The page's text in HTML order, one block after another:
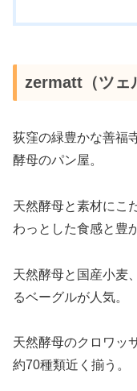
zermatt（ツェ
荻窪の緑豊かな善福
酵母のパン屋。
天然酵母と素材にこ
わっとした食感と豊
天然酵母と国産小麦
るベーグルが人気。
天然酵母のクロワッ
約70種類近く揃う。